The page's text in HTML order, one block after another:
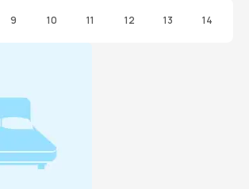
9 10 11 12 13 14